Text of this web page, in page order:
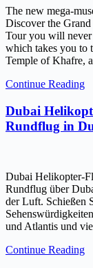
The new mega-
Discover the
Tour you will
which takes you to
Temple of Khafre,
Continue Reading
Dubai
Rundflug in
Dubai Helikopter-
Rundflug über
der Luft. Schießen
und Atlantis und
Continue Reading